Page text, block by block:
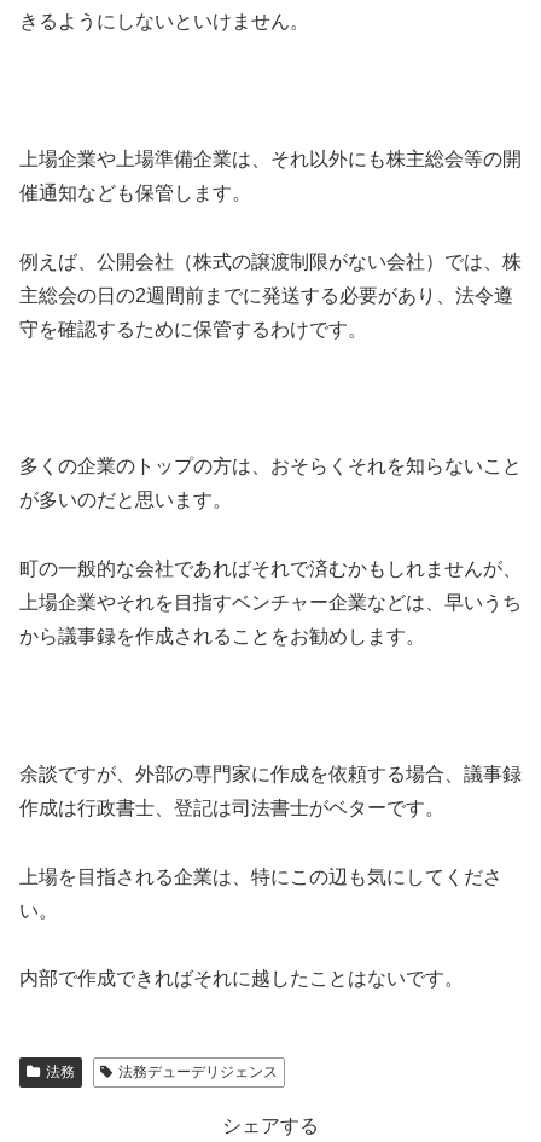
きるようにしないといけません。
上場企業や上場準備企業は、それ以外にも株主総会等の開
催通知なども保管します。
例えば、公開会社（株式の譲渡制限がない会社）では、株
主総会の日の2週間前までに発送する必要があり、法令遵
守を確認するために保管するわけです。
多くの企業のトップの方は、おそらくそれを知らないこと
が多いのだと思います。
町の一般的な会社であればそれで済むかもしれませんが、
上場企業やそれを目指すベンチャー企業などは、早いうち
から議事録を作成されることをお勧めします。
余談ですが、外部の専門家に作成を依頼する場合、議事録
作成は行政書士、登記は司法書士がベターです。
上場を目指される企業は、特にこの辺も気にしてくださ
い。
内部で作成できればそれに越したことはないです。
法務 法務デューデリジェンス
シェアする